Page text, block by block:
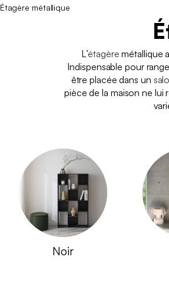
Étagère métallique
L’étagère métallique
Indispensable pour
être placée dans un
pièce de la maison ne lui
Noir